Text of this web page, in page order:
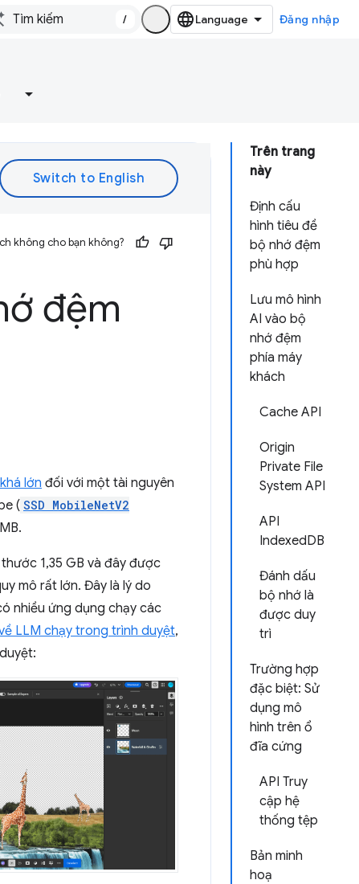
/ Đăng nhập
Trên trang
này
Định cấu
hình tiêu đề
bộ nhớ đệm
phù hợp
Lưu mô hình
AI vào bộ
nhớ đệm
phía máy
khách
Cache API
Origin
Private File
System API
API
IndexedDB
Đánh dấu
bộ nhớ là
được duy
trì
Trường hợp
đặc biệt: Sử
dụng mô
hình trên ổ
đĩa cứng
API Truy
cập hệ
thống tệp
Bản minh
hoạ
không cho bạn không?
đệm
lớn đối với một tài nguyên
( SSD MobileNetV2
1,35 GB và đây được
mô rất lớn. Đây là lý do
nhiều ứng dụng chạy các
LLM chạy trong trình duyệt,